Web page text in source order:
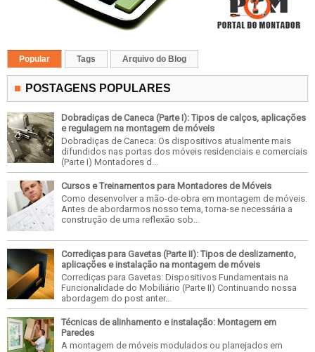
Popular Tags Arquivo do Blog
POSTAGENS POPULARES
Dobradiças de Caneca (Parte I): Tipos de calços, aplicações
e regulagem na montagem de móveis
Dobradiças de Caneca: Os dispositivos atualmente mais
difundidos nas portas dos móveis residenciais e comerciais
(Parte I) Montadores d...
Cursos e Treinamentos para Montadores de Móveis
Como desenvolver a mão-de-obra em montagem de móveis.
Antes de abordarmos nosso tema, torna-se necessária a
construção de uma reflexão sob...
Corrediças para Gavetas (Parte II): Tipos de deslizamento,
aplicações e instalação na montagem de móveis
Corrediças para Gavetas: Dispositivos Fundamentais na
Funcionalidade do Mobiliário (Parte II) Continuando nossa
abordagem do post anter...
Técnicas de alinhamento e instalação: Montagem em
Paredes
A montagem de móveis modulados ou planejados em